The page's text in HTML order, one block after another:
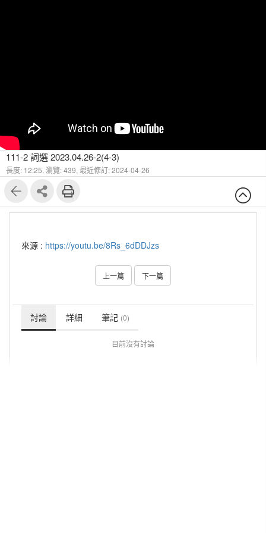
111-2 詞選 2023.04.26-2(4-3)
長度: 12:25, 瀏覽: 439, 最近修訂: 2024-04-26
來源 : https://youtu.be/8Rs_6dDDJzs
上一篇 下一篇
討論 詳細 筆記 (0)
目前沒有討論